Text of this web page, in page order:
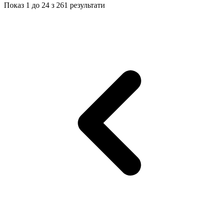
Показ 1 до 24 з 261 результати